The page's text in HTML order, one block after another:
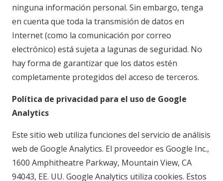
ninguna información personal. Sin embargo, tenga
en cuenta que toda la transmisión de datos en
Internet (como la comunicación por correo
electrónico) está sujeta a lagunas de seguridad. No
hay forma de garantizar que los datos estén
completamente protegidos del acceso de terceros.
Política de privacidad para el uso de Google
Analytics
Este sitio web utiliza funciones del servicio de análisis
web de Google Analytics. El proveedor es Google Inc.,
1600 Amphitheatre Parkway, Mountain View, CA
94043, EE. UU. Google Analytics utiliza cookies. Estos